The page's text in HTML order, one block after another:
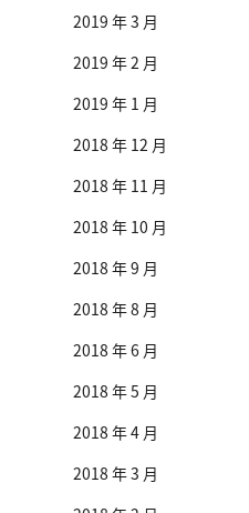
2019 年 3 月
2019 年 2 月
2019 年 1 月
2018 年 12 月
2018 年 11 月
2018 年 10 月
2018 年 9 月
2018 年 8 月
2018 年 6 月
2018 年 5 月
2018 年 4 月
2018 年 3 月